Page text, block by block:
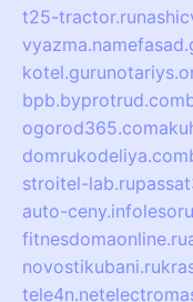
t25-tractor.ru
vyazma.name
kotel.guru
bpb.byprotrud.com
ogorod365.com
domrukodeliya.com
stroitel-lab.ru
auto-ceny.info
fitnesdomaonline.ru
novostikubani.ru
tele4n.net